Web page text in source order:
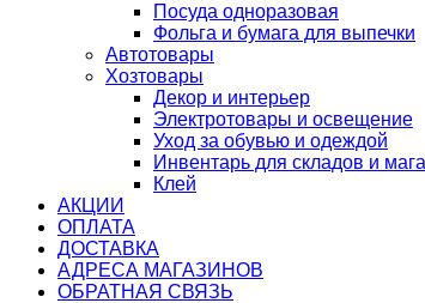
Посуда одноразовая
Фольга и бумага для выпечки
Автотовары
Хозтовары
Декор и интерьер
Электротовары и освещение
Уход за обувью и одеждой
Инвентарь для складов и
Клей
АКЦИИ
ОПЛАТА
ДОСТАВКА
АДРЕСА МАГАЗИНОВ
ОБРАТНАЯ СВЯЗЬ